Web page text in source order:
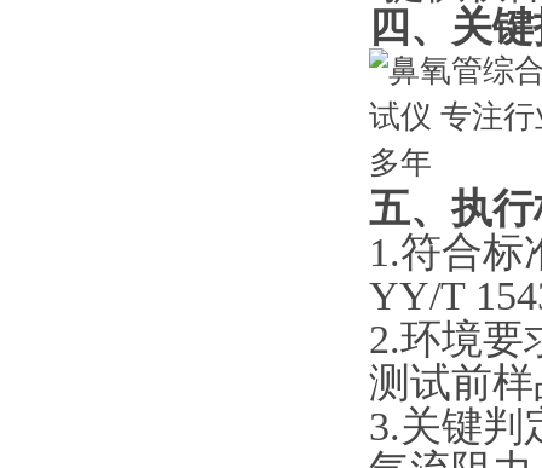
四、 关
五、执
1.符合标
YY/T
2.环境要
测试前
3.关键判